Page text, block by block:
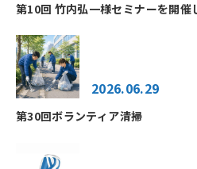
第10回 竹内弘一様セミナーを開催
2026.06.29
第30回ボランティア清掃